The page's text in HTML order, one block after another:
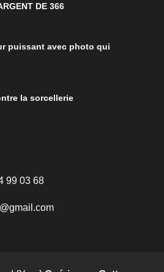
DE 366
puissant avec photo qui
la sorcellerie
99 03 68